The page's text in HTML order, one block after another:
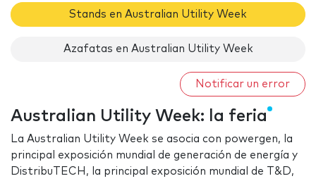
Stands en Australian Utility Week
Azafatas en Australian Utility Week
Notificar un error
Australian Utility Week: la feria
La Australian Utility Week se asocia con powergen, la
principal exposición mundial de generación de energía y
DistribuTECH, la principal exposición mundial de T&D,